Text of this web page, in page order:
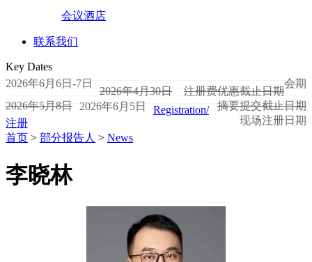
会议酒店
联系我们
Key Dates
2026年6月6日-7日
会期
2026年4月30日
注册费优惠截止日期
2026年5月8日
摘要提交截止日期
2026年6月5日
现场注册日期
Registration/
注册
首页 > 部分报告人 > News
李晓林